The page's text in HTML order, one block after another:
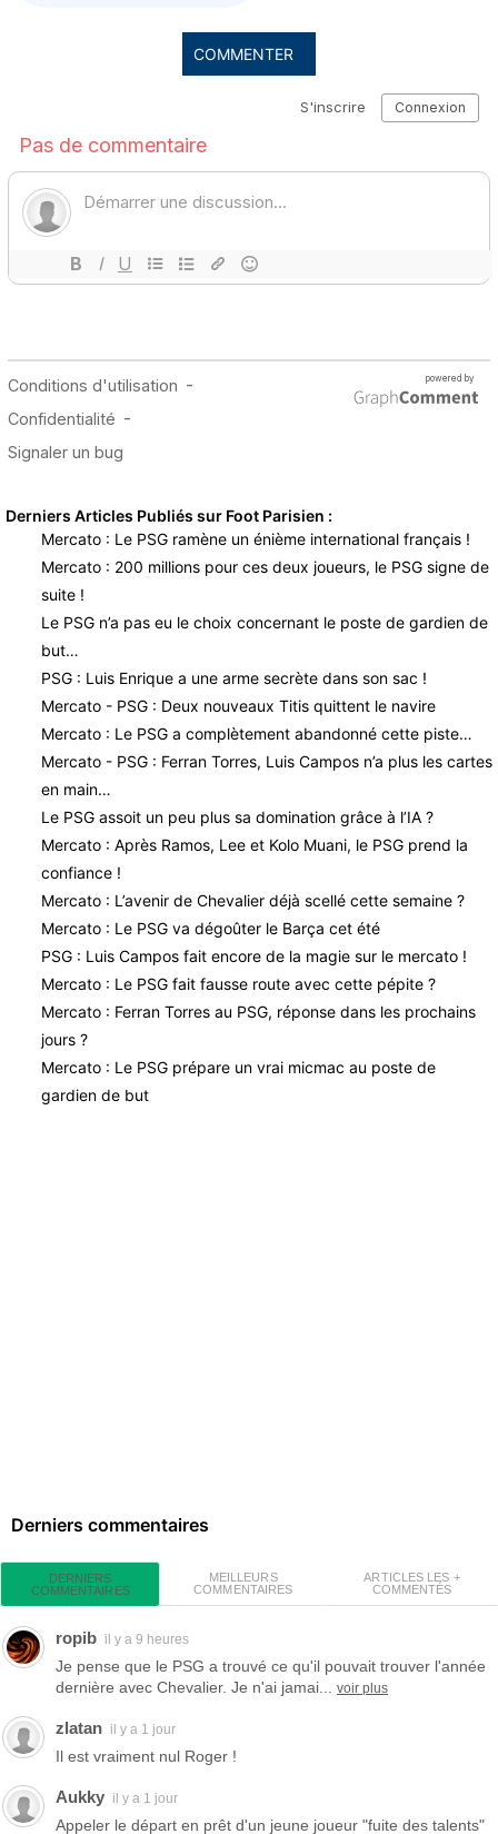
COMMENTER
Derniers Articles Publiés sur Foot Parisien :
Mercato : Le PSG ramène un énième international français !
Mercato : 200 millions pour ces deux joueurs, le PSG signe de
suite !
Le PSG n’a pas eu le choix concernant le poste de gardien de
but…
PSG : Luis Enrique a une arme secrète dans son sac !
Mercato - PSG : Deux nouveaux Titis quittent le navire
Mercato : Le PSG a complètement abandonné cette piste…
Mercato - PSG : Ferran Torres, Luis Campos n’a plus les cartes
en main…
Le PSG assoit un peu plus sa domination grâce à l’IA ?
Mercato : Après Ramos, Lee et Kolo Muani, le PSG prend la
confiance !
Mercato : L’avenir de Chevalier déjà scellé cette semaine ?
Mercato : Le PSG va dégoûter le Barça cet été
PSG : Luis Campos fait encore de la magie sur le mercato !
Mercato : Le PSG fait fausse route avec cette pépite ?
Mercato : Ferran Torres au PSG, réponse dans les prochains
jours ?
Mercato : Le PSG prépare un vrai micmac au poste de
gardien de but
Derniers commentaires
DERNIERS
COMMENTAIRES
MEILLEURS
COMMENTAIRES
ARTICLES LES +
COMMENTÉS
ropib il y a 9 heures
Je pense que le PSG a trouvé ce qu'il pouvait trouver l'année
dernière avec Chevalier. Je n'ai jamai...
voir plus
zlatan il y a 1 jour
Il est vraiment nul Roger !
Aukky il y a 1 jour
Appeler le départ en prêt d'un jeune joueur "fuite des talents"